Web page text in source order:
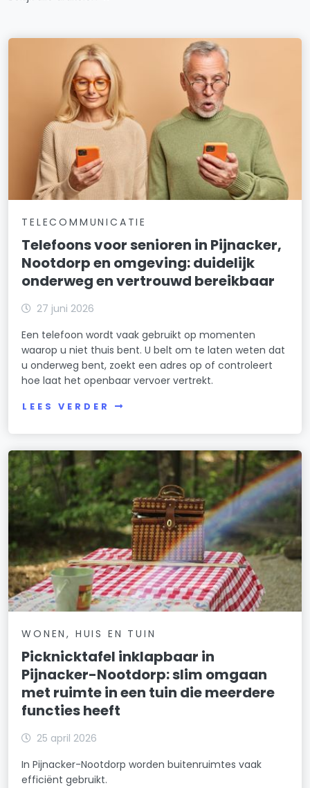
TELECOMMUNICATIE
Telefoons voor senioren in Pijnacker,
Nootdorp en omgeving: duidelijk
onderweg en vertrouwd bereikbaar
27 juni 2026
Een telefoon wordt vaak gebruikt op momenten
waarop u niet thuis bent. U belt om te laten weten dat
u onderweg bent, zoekt een adres op of controleert
hoe laat het openbaar vervoer vertrekt.
LEES VERDER
WONEN, HUIS EN TUIN
Picknicktafel inklapbaar in
Pijnacker-Nootdorp: slim omgaan
met ruimte in een tuin die meerdere
functies heeft
25 april 2026
In Pijnacker-Nootdorp worden buitenruimtes vaak
efficiënt gebruikt.